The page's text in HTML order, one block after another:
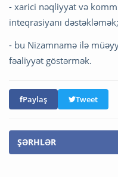
- xarici nəqliyyat və
inteqrasiyanı dəstəkləmək;
- bu Nizamnamə ilə
fəaliyyət göstərmək.
Paylaş Tweet
ŞƏRHLƏR